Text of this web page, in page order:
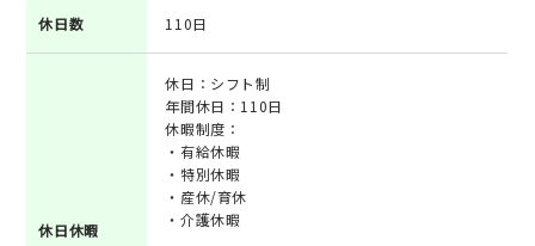
休日数 110日
休日休暇
休日：シフト制
年間休日：110日
休暇制度：
・有給休暇
・特別休暇
・産休/育休
・介護休暇